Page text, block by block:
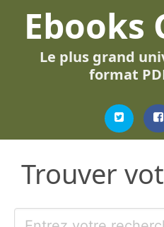
Ebooks
Le plus grand
format
Trouver